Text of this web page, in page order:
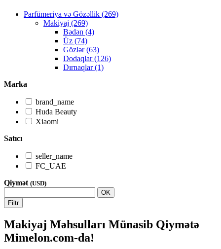
Parfümeriya və Gözəllik (269)
Makiyaj (269)
Bədən (4)
Üz (74)
Gözlər (63)
Dodaqlar (126)
Dırnaqlar (1)
Marka
brand_name
Huda Beauty
Xiaomi
Satıcı
seller_name
FC_UAE
Qiymət (USD)
OK
Filtr
Makiyaj Məhsulları Münasib Qiymətə
Mimelon.com-da!